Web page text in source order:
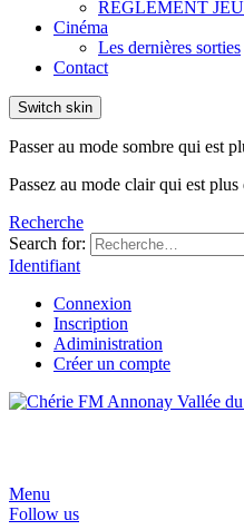
REGLEMENT
Cinéma
Les dernières sorties
Contact
Switch skin
Passer au mode sombre qui est
Passez au mode clair qui est
Recherche
Search for:
Identifiant
Connexion
Inscription
Adiministration
Créer un compte
Menu
Follow us